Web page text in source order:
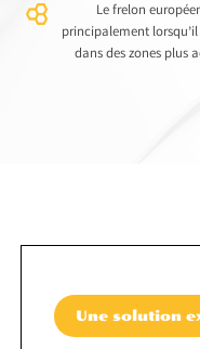
Le frelon
principalement
dans des zones plus
Une solution